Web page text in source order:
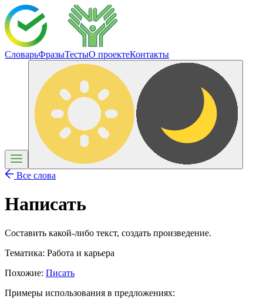
СловарьФразыТестыО проектеКонтакты
Все слова
Написать
Составить какой-либо текст, создать произведение.
Тематика: Работа и карьера
Похожие: Писать
Примеры использования в предложениях: